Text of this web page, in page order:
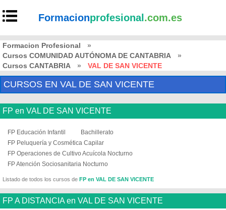
Formacionprofesional .com.es
Formacion Profesional
»
Cursos COMUNIDAD AUTÓNOMA DE CANTABRIA
»
Cursos CANTABRIA
» VAL DE SAN VICENTE
CURSOS EN VAL DE SAN VICENTE
FP en VAL DE SAN VICENTE
FP Educación Infantil
Bachillerato
FP Peluquería y Cosmética Capilar
FP Operaciones de Cultivo Acuícola Nocturno
FP Atención Sociosanitaria Nocturno
Listado de todos los cursos de FP en VAL DE SAN VICENTE
FP A DISTANCIA en VAL DE SAN VICENTE